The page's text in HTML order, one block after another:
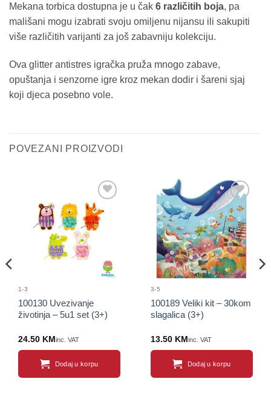
Mekana torbica dostupna je u čak 6 različitih boja, pa
mališani mogu izabrati svoju omiljenu nijansu ili sakupiti
više različitih varijanti za još zabavniju kolekciju.
Ova glitter antistres igračka pruža mnogo zabave,
opuštanja i senzorne igre kroz mekan dodir i šareni sjaj
koji djeca posebno vole.
POVEZANI PROIZVODI
Sačuvaj
proizvod
1-3
100130 Uvezivanje
životinja – 5u1 set (3+)
24.50 KM inc. VAT
Dodaj u korpu
Sačuvaj
proizvod
3-5
100189 Veliki kit – 30kom
slagalica (3+)
13.50 KM inc. VAT
Dodaj u korpu